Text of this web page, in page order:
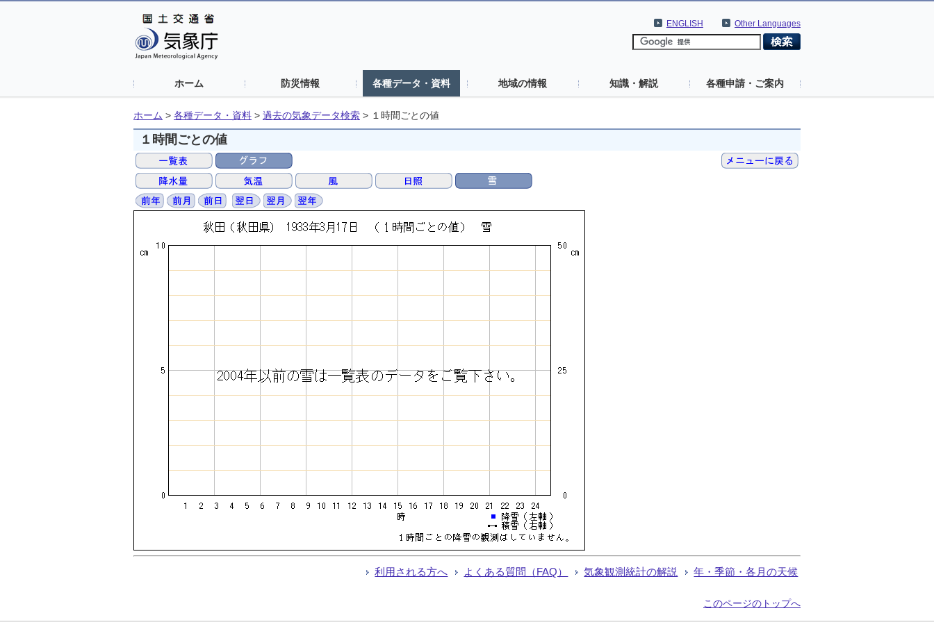
Other Languages
ENGLISH
ホーム 防災情報 各種データ・資料 地域の情報 知識・解説 各種申請・ご案内
ホーム > 各種データ・資料 > 過去の気象データ検索 > １時間ごとの値
１時間ごとの値
利用される方へ よくある質問（FAQ） 気象観測統計の解説 年・季節・各月の天候
このページのトップへ